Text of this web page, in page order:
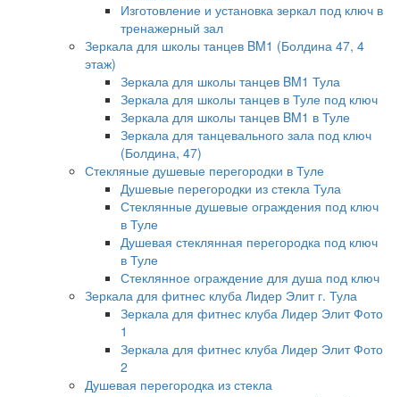
Изготовление и установка зеркал под ключ в
тренажерный зал
Зеркала для школы танцев BM1 (Болдина 47, 4
этаж)
Зеркала для школы танцев BM1 Тула
Зеркала для школы танцев в Туле под ключ
Зеркала для школы танцев BM1 в Туле
Зеркала для танцевального зала под ключ
(Болдина, 47)
Стекляные душевые перегородки в Туле
Душевые перегородки из стекла Тула
Стеклянные душевые ограждения под ключ
в Туле
Душевая стеклянная перегородка под ключ
в Туле
Стеклянное ограждение для душа под ключ
Зеркала для фитнес клуба Лидер Элит г. Тула
Зеркала для фитнес клуба Лидер Элит Фото
1
Зеркала для фитнес клуба Лидер Элит Фото
2
Душевая перегородка из стекла